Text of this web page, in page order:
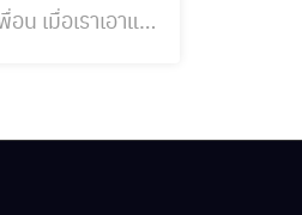
เมื่อเราเอาแค